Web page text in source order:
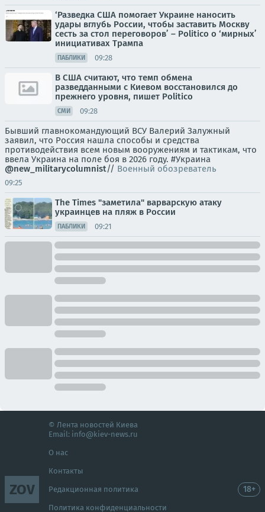
‘Разведка США помогает Украине наносить
удары вглубь России, чтобы заставить Москву
сесть за стол переговоров’ – Politico о ‘мирных’
инициативах Трампа
ПАБЛИКИ 09:28
В США считают, что темп обмена
разведданными с Киевом восстановился до
прежнего уровня, пишет Politico
СМИ 09:28
Бывший главнокомандующий ВСУ Валерий Залужный
заявил, что Россия нашла способы и средства
противодействия всем новым вооружениям и тактикам, что
ввела Украина на поле боя в 2026 году. #Украина
@new_militarycolumnist// Военный обозреватель
09:25
The Times "заметила" варварскую атаку
украинцев на пляж в России
ПАБЛИКИ 09:21
ZOV
© Лента новостей Киева
Email: info@kiev-news.ru
О нас
Контакты
Редакционная политика
Политика конфиденциальности
18+